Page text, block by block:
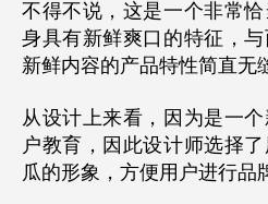
不得不说，这是一个非常
身具有新鲜爽口的特征，
新鲜内容的产品特性简直无
从设计上来看，因为是一
户教育，因此设计师选择
瓜的形象，方便用户进行品